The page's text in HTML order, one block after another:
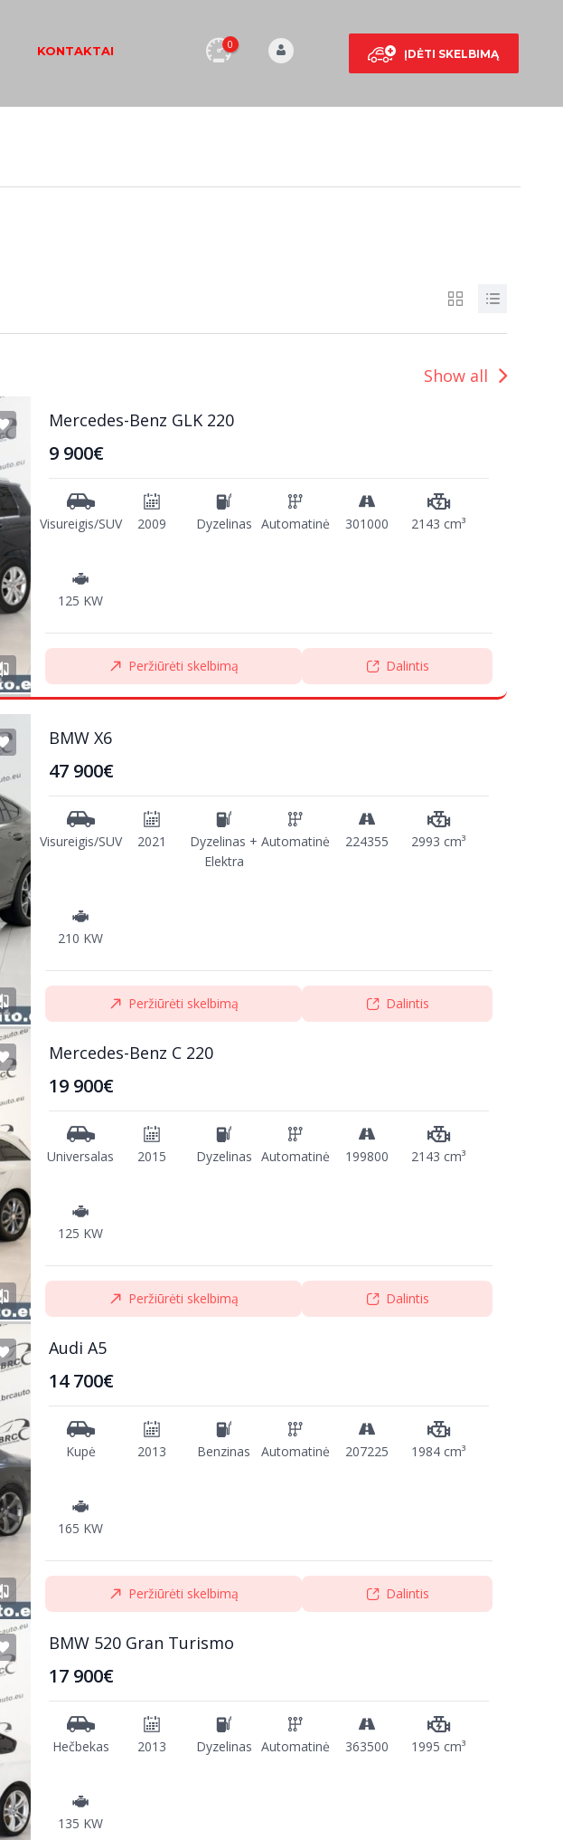
ĮDĖTI SKELBIMĄ
0
KONTAKTAI
Show all
Mercedes-Benz GLK 220
9 900€
Visureigis/SUV 2009 Dyzelinas Automatinė 301000 2143 cm³
125 KW
Peržiūrėti skelbimą Dalintis
BMW X6
47 900€
Visureigis/SUV 2021
Dyzelinas +
Elektra
Automatinė 224355 2993 cm³
210 KW
Peržiūrėti skelbimą Dalintis
Mercedes-Benz C 220
19 900€
Universalas 2015 Dyzelinas Automatinė 199800 2143 cm³
125 KW
Peržiūrėti skelbimą Dalintis
Audi A5
14 700€
Kupė 2013 Benzinas Automatinė 207225 1984 cm³
165 KW
Peržiūrėti skelbimą Dalintis
BMW 520 Gran Turismo
17 900€
Hečbekas 2013 Dyzelinas Automatinė 363500 1995 cm³
135 KW